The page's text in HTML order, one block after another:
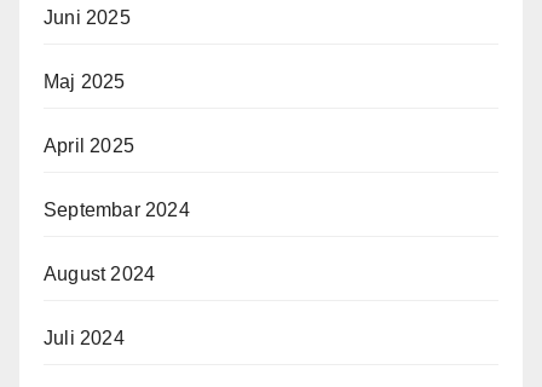
Juni 2025
Maj 2025
April 2025
Septembar 2024
August 2024
Juli 2024